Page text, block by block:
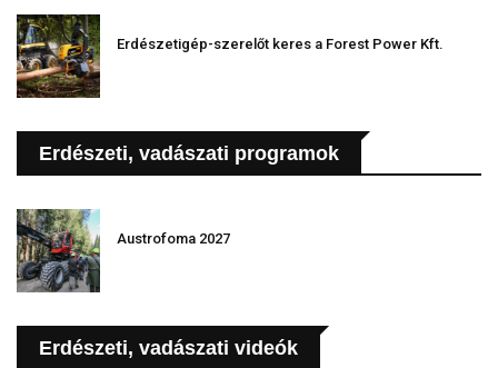
Erdészetigép-szerelőt keres a Forest Power Kft.
Erdészeti, vadászati programok
Austrofoma 2027
Erdészeti, vadászati videók